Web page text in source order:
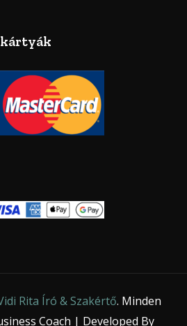
Rita Író & Szakértő. Minden
Coach | Developed By